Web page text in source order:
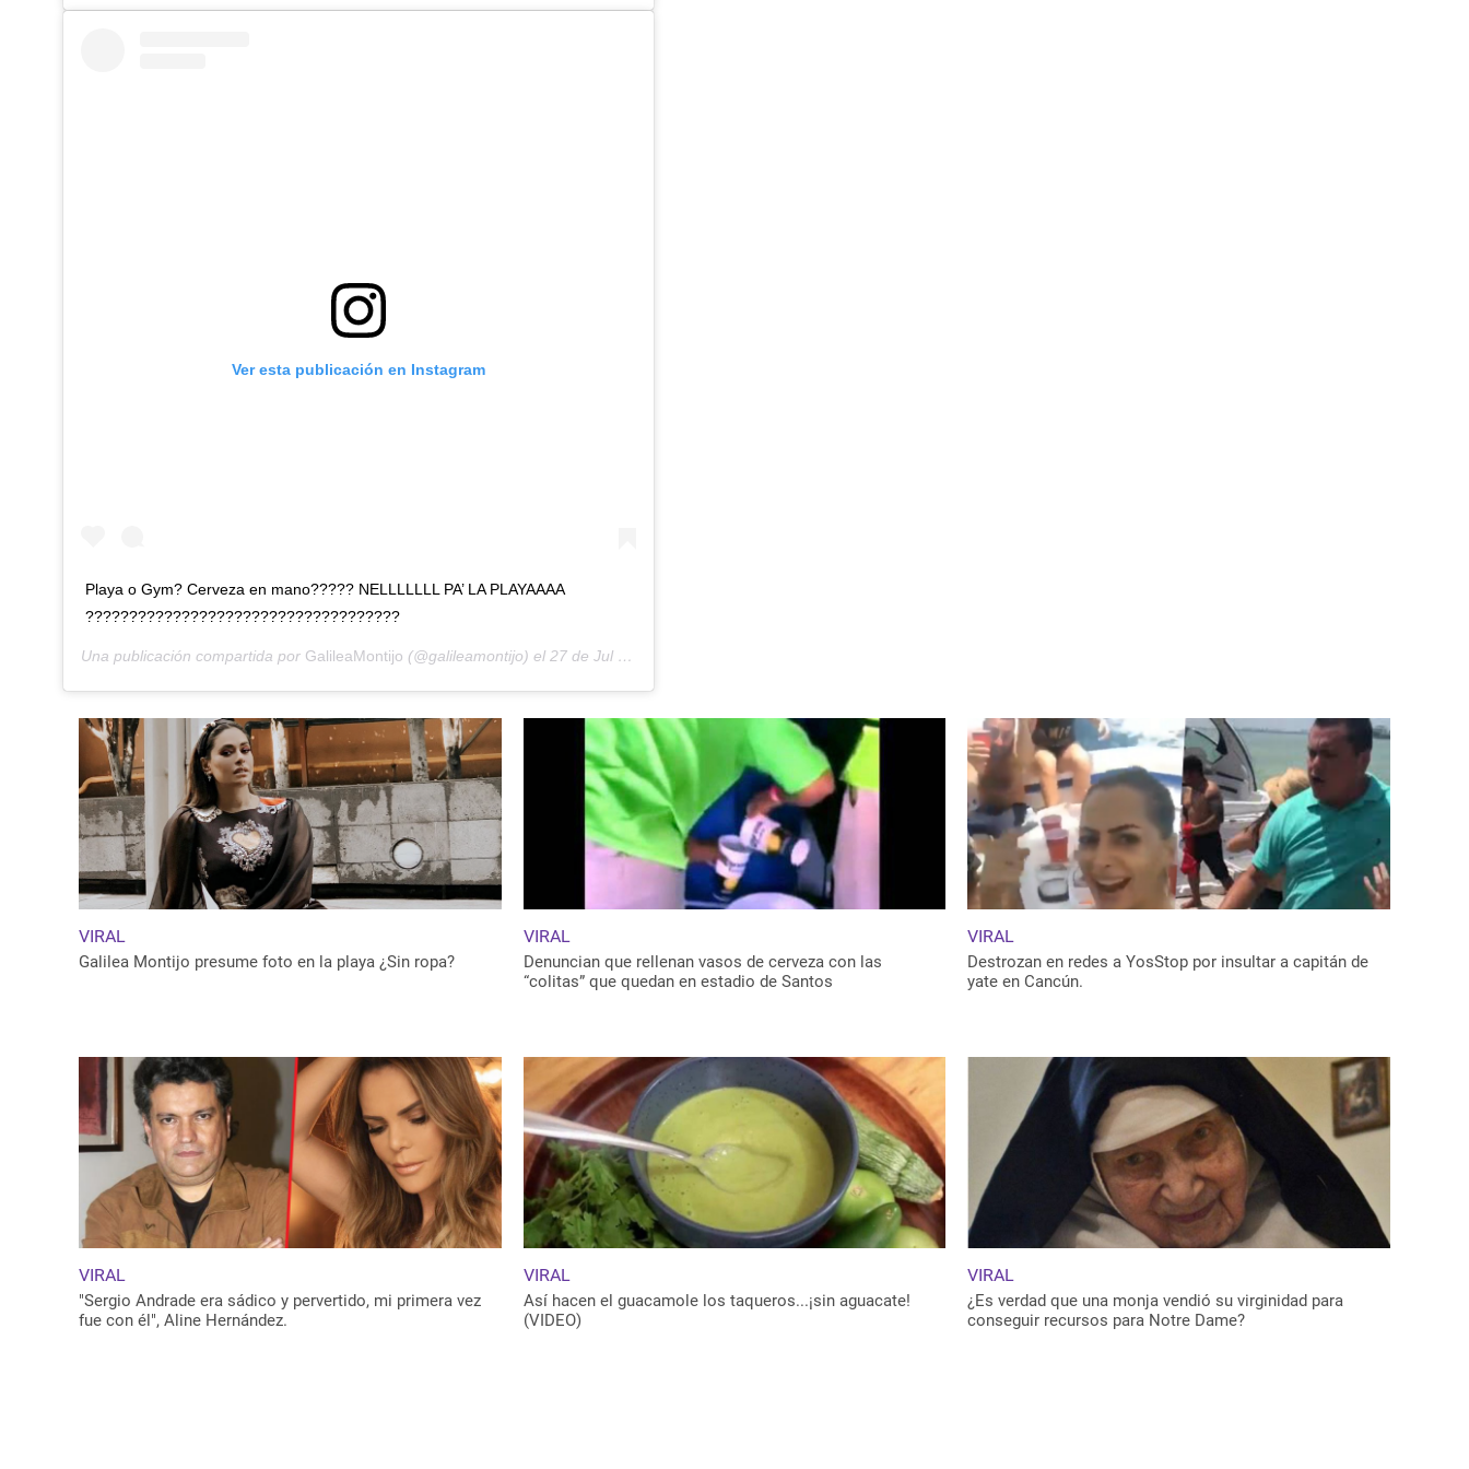
Ver esta publicación en Instagram
Playa o Gym? Cerveza en mano????? NELLLLLLL PA’ LA PLAYAAAA
????????????????????????????????????
Una publicación compartida por GalileaMontijo (@galileamontijo) el27 de Jul de 2019 a las 11:59 PDT
VIRAL
Galilea Montijo presume foto en la playa ¿Sin ropa?
VIRAL
Denuncian que rellenan vasos de cerveza con las
“colitas” que quedan en estadio de Santos
VIRAL
Destrozan en redes a YosStop por insultar a capitán de
yate en Cancún.
VIRAL
"Sergio Andrade era sádico y pervertido, mi primera vez
fue con él", Aline Hernández.
VIRAL
Así hacen el guacamole los taqueros...¡sin aguacate!
(VIDEO)
VIRAL
¿Es verdad que una monja vendió su virginidad para
conseguir recursos para Notre Dame?